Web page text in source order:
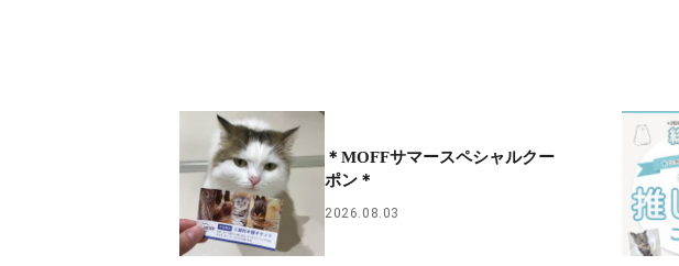
＊MOFFサマースペシャルクー
ポン＊
2026.08.03